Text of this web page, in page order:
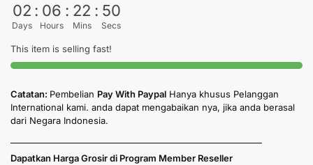
02
Days
: 06
Hours
: 22
Mins
: 50
Secs
This item is selling fast!
Catatan: Pembelian Pay With Paypal Hanya khusus Pelanggan
International kami. anda dapat mengabaikan nya, jika anda berasal
dari Negara Indonesia.
Dapatkan Harga Grosir di Program Member Reseller